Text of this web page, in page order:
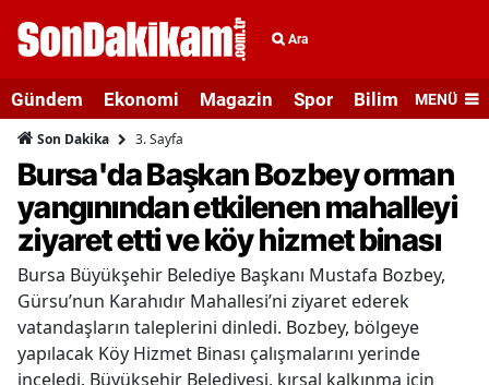
Ara
Gündem Ekonomi Magazin Spor Bilim veMENÜ
Son Dakika 3. Sayfa
Bursa'da Başkan Bozbey orman
yangınından etkilenen mahalleyi
ziyaret etti ve köy hizmet binası
Bursa Büyükşehir Belediye Başkanı Mustafa Bozbey,
Gürsu’nun Karahıdır Mahallesi’ni ziyaret ederek
vatandaşların taleplerini dinledi. Bozbey, bölgeye
yapılacak Köy Hizmet Binası çalışmalarını yerinde
inceledi. Büyükşehir Belediyesi, kırsal kalkınma için